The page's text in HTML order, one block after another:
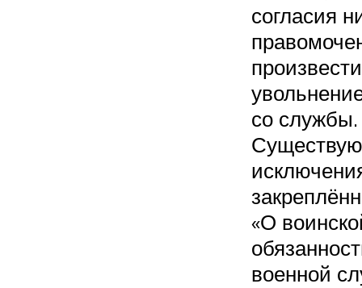
согласия
произвести
со службы.
«О
военной